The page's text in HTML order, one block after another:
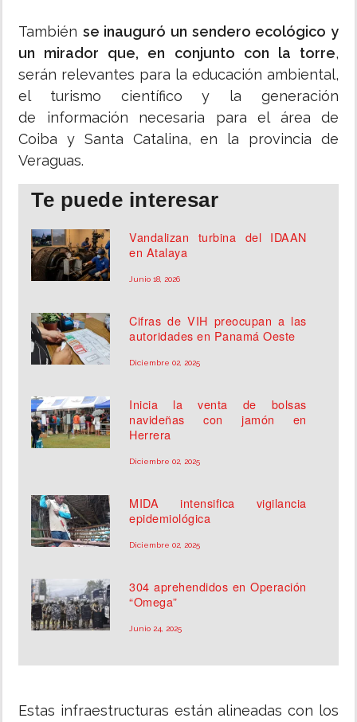
También se inauguró un sendero ecológico y
un mirador que, en conjunto con la torre,
serán relevantes para la educación ambiental,
el turismo científico y la generación
de información necesaria para el área de
Coiba y Santa Catalina, en la provincia de
Veraguas.
Te puede interesar
Vandalizan turbina del IDAAN
en Atalaya
Junio 18, 2026
Cifras de VIH preocupan a las
autoridades en Panamá Oeste
Diciembre 02, 2025
Inicia la venta de bolsas
navideñas con jamón en
Herrera
Diciembre 02, 2025
MIDA intensifica vigilancia
epidemiológica
Diciembre 02, 2025
304 aprehendidos en Operación
“Omega”
Junio 24, 2025
Estas infraestructuras están alineadas con los